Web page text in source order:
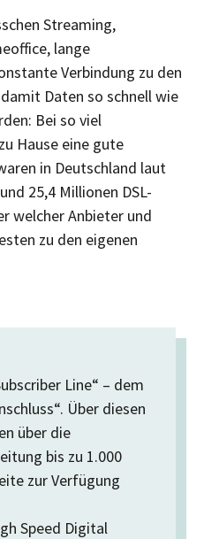
Streaming,
lange
Verbindung zu den
Daten so schnell wie
Bei so viel
Hause eine gute
in Deutschland laut
25,4 Millionen DSL-
welcher Anbieter und
zu den eigenen
Line“ – dem
Über diesen
über die
bis zu 1.000
zur Verfügung
Speed Digital